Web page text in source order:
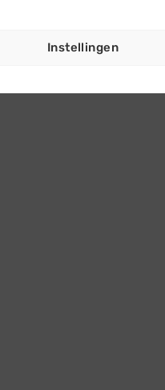
Instellingen